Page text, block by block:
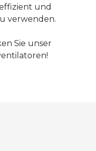
und
verwenden.
Sie unser